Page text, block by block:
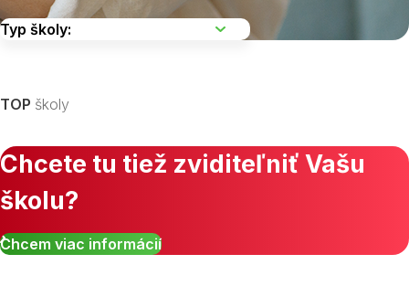
Zobraziť všetky študijné odbory »
TOP školy
Chcete tu tiež zviditeľniť Vašu
školu?
Chcem viac informácií